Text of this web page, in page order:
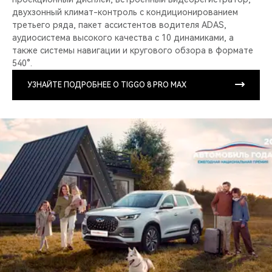
двухзонный климат-контроль с кондиционированием
третьего ряда, пакет ассистентов водителя ADAS,
аудиосистема высокого качества с 10 динамиками, а
также системы навигации и кругового обзора в формате
540°.
УЗНАЙТЕ ПОДРОБНЕЕ О TIGGO 8 PRO MAX